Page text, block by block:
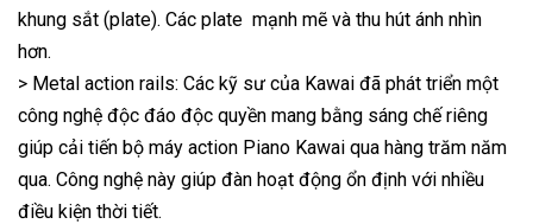
khung sắt (plate). Các plate mạnh mẽ và thu hút ánh nhìn
hơn.
> Metal action rails: Các kỹ sư của Kawai đã phát triển một
công nghệ độc đáo độc quyền mang bằng sáng chế riêng
giúp cải tiến bộ máy action Piano Kawai qua hàng trăm năm
qua. Công nghệ này giúp đàn hoạt động ổn định với nhiều
điều kiện thời tiết.